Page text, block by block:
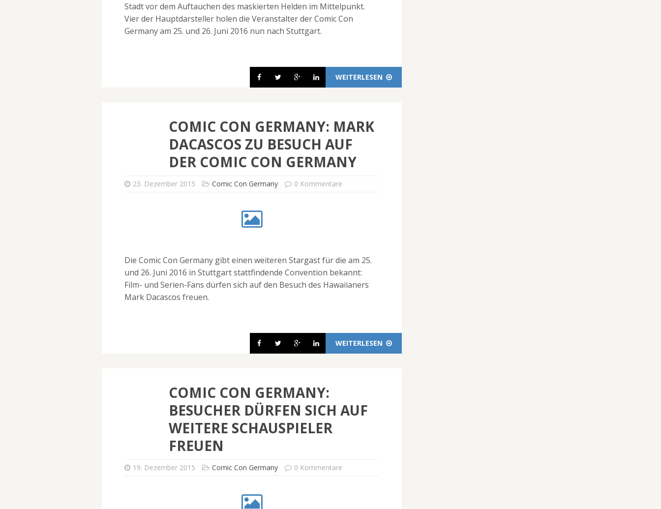
Stadt vor dem Auftauchen des maskierten Helden im Mittelpunkt.
Vier der Hauptdarsteller holen die Veranstalter der Comic Con
Germany am 25. und 26. Juni 2016 nun nach Stuttgart.
WEITERLESEN
COMIC CON GERMANY: MARK
DACASCOS ZU BESUCH AUF
DER COMIC CON GERMANY
23. Dezember 2015 Comic Con Germany 0 Kommentare
Die Comic Con Germany gibt einen weiteren Stargast für die am 25.
und 26. Juni 2016 in Stuttgart stattfindende Convention bekannt:
Film- und Serien-Fans dürfen sich auf den Besuch des Hawaiianers
Mark Dacascos freuen.
WEITERLESEN
COMIC CON GERMANY:
BESUCHER DÜRFEN SICH AUF
WEITERE SCHAUSPIELER
FREUEN
19. Dezember 2015 Comic Con Germany 0 Kommentare